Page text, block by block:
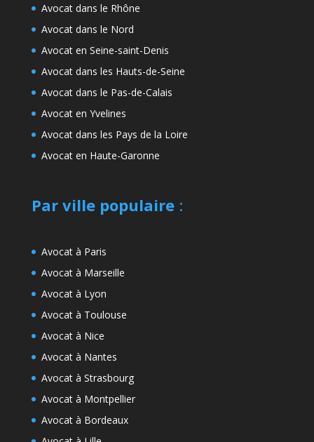
Avocat dans le Rhône
Avocat dans le Nord
Avocat en Seine-saint-Denis
Avocat dans les Hauts-de-Seine
Avocat dans le Pas-de-Calais
Avocat en Yvelines
Avocat dans les Pays de la Loire
Avocat en Haute-Garonne
Par ville populaire:
Avocat à Paris
Avocat à Marseille
Avocat à Lyon
Avocat à Toulouse
Avocat à Nice
Avocat à Nantes
Avocat à Strasbourg
Avocat à Montpellier
Avocat à Bordeaux